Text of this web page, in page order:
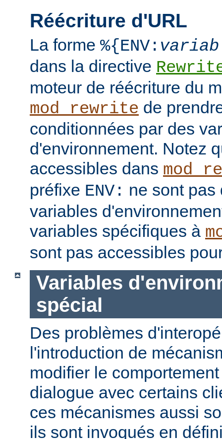
Réécriture d'URL
La forme %{ENV:
dans la directive
moteur de réécriture du
mod_rewrite de
conditionnées par des
d'environnement. Notez
accessibles dans
préfixe ENV: ne sont pas
variables
variables spécifiques à
sont pas accessibles
Variables
spécial
Des problèmes
l'introduction de
modifier le
dialogue avec certains
ces mécanismes aussi
ils sont invoqués en